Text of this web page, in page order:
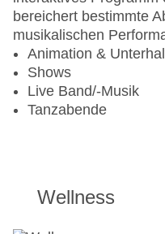
bereichert bestimmte
musikalischen
Animation &
Shows
Live Band/-Musik
Tanzabende
Wellness